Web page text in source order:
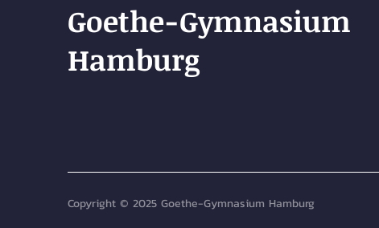
Goethe-Gymnasium
Hamburg
Copyright © 2025 Goethe-Gymnasium Hamburg